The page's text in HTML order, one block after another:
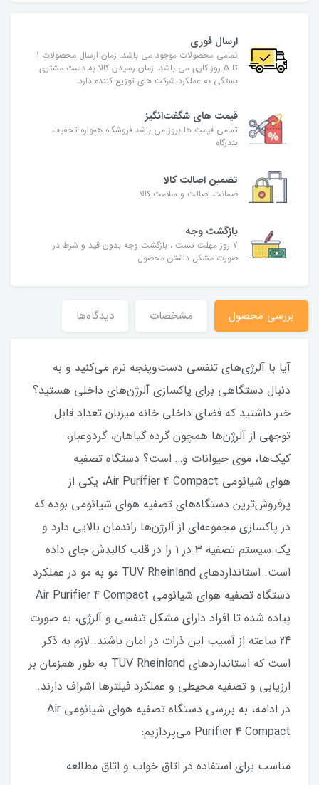
ارسال فوری
تمامی محصولات موجود می باشد. زمان ارسال محصولات 1
تا 5 روز کاری می باشد. زمان رسیدن کالا به دست مشتری
بستگی به عملکرد شرکت های توزیع کننده دارد.
قیمت های شگفت‌انگیز
تمامی قیمت ها بروز می باشد.فروشگاه همواره تخفیف
بندرگاه
تضمین اصالت کالا
ضمانت اصالت و سلامت کالا
بازگشت وجه
7 روز مهلت تست ، بازگشت وجه بدون قید و شرط در
صورت مشکل داشتن محصول
بررسی محصول مشخصات دیدگاه‌ها
آیا با آلرژی‌های تنفسی دست‌و‌پنجه نرم می‌کنید و به
دنبال دستگاهی برای پاکسازی آلرژن‌های داخلی هستید؟
خبر داشتید که فضای داخلی خانه میزبان تعداد قابل
توجهی از آلرژن‌ها همچون گرده گیاهان، گردوغبار،
کپک‌ها، موی حیوانات و… است؟ دستگاه تصفیه
هوای شیائومی Air Purifier 4 Compact، یکی از
پرفروش‌ترین دستگاه‌های تصفیه هوای شیائومی بوده که
در پاکسازی مجموعه‌ای از آلرژن‌ها راندمان بالایی دارد و
یک سیستم تصفیه 3 در 1 را در قلب کالبدش جای داده
است. استانداردهای TUV Rheinland مو به مو در عملکرد
دستگاه تصفیه هوای شیائومی Air Purifier 4 Compact
پیاده شده تا افراد دارای مشکل تنفسی و آلرژی، به صورت
24 ساعته از آسیب این ذرات در امان باشند. لازم به ذکر
است که استانداردهای TUV Rheinland به طور همزمان بر
ارزیابی و تصفیه محیطی و عملکرد فیلترها اشراف دارند.
در ادامه، به بررسی دستگاه تصفیه هوای شیائومی Air
Purifier 4 Compact می‌پردازیم:
مناسب برای استفاده در اتاق خواب و اتاق مطالعه